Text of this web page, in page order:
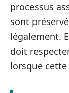
processus
sont
légalement.
doit
lorsque